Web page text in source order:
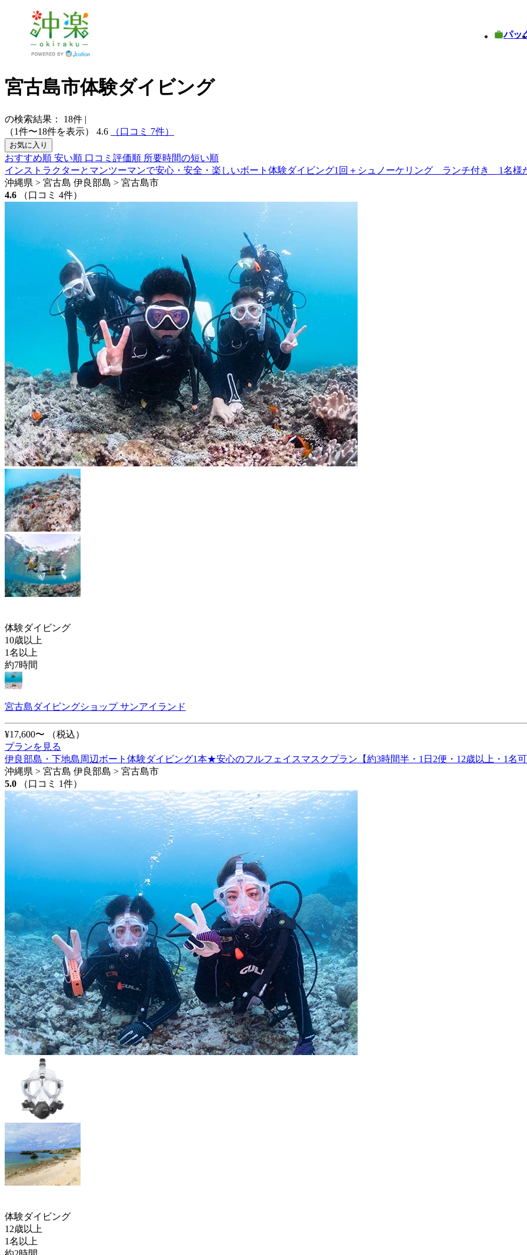
パッ
宮古島市体験ダイビング
の検索結果： 18件 |
（1件〜18件を表示）
4.6 （口コミ 7件）
お気に入り
おすすめ順 安い順 口コミ評価順 所要時間の短い順
インストラクターとマンツーマンで安心・安全・楽しいボート体験ダイビング1回＋シュノーケリング ランチ付き 1名様
沖縄県 > 宮古島 伊良部島 > 宮古島市
4.6
（口コミ 4件）
体験ダイビング
10歳以上
1名以上
約7時間
宮古島ダイビングショップ サンアイランド
¥17,600〜
（税込）
プランを見る
伊良部島・下地島周辺ボート体験ダイビング1本★安心のフルフェイスマスクプラン【約3時間半・1日2便・12歳以上・1名
沖縄県 > 宮古島 伊良部島 > 宮古島市
5.0
（口コミ 1件）
体験ダイビング
12歳以上
1名以上